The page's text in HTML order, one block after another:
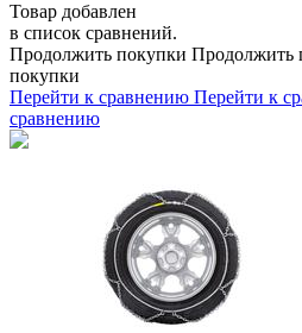
Товар добавлен
в список сравнений.
Продолжить покупки Продолжить
покупки
Перейти к сравнению Перейти к
сравнению